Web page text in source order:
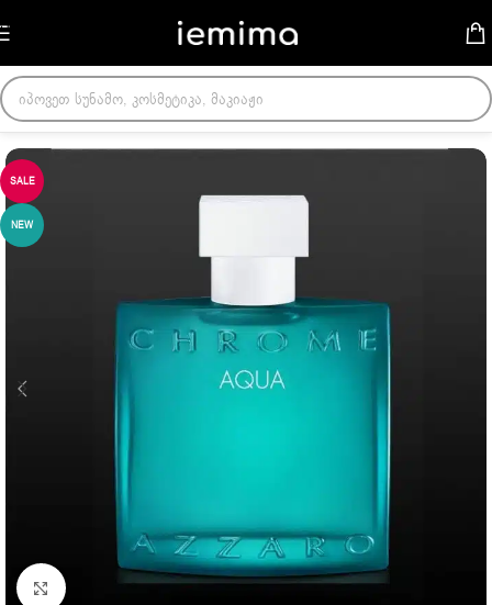
Skip to navigation
მთავარი/მამაკაცის სუნამოები
SALE
NEW
Click to enlarge